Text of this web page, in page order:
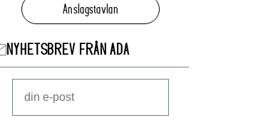
Anslagstavlan
NYHETSBREV FRÅN ADA